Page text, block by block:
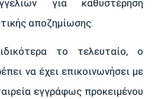
για καθυστέρηση
αποζημίωσης.
το τελευταίο, ο
να έχει επικοινωνήσει με
εγγράφως προκειμένου